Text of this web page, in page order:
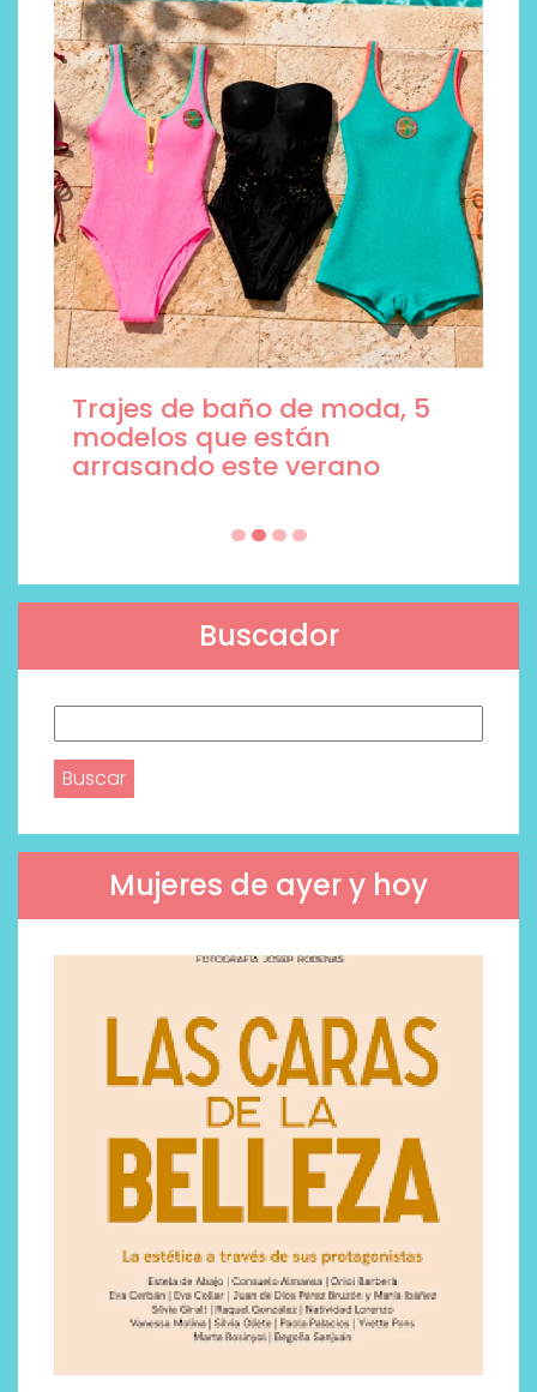
Trajes de baño de moda, 5
modelos que están
arrasando este verano
Buscador
Mujeres de ayer y hoy